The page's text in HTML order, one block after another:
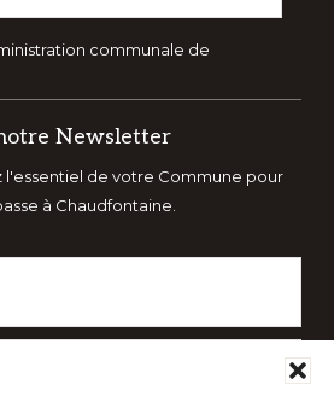
communale de
Newsletter
l'essentiel de votre Commune pour
à Chaudfontaine.